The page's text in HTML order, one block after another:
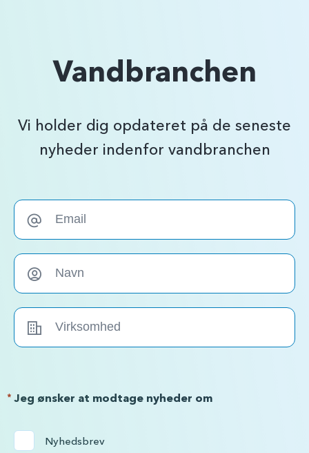
Vandbranchen
Vi holder dig opdateret på de seneste
nyheder indenfor vandbranchen
Jeg ønsker at modtage nyheder om
*
Nyhedsbrev